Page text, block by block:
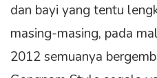
dan bayi yang tentu
masing-masing, pada
2012 semuanya